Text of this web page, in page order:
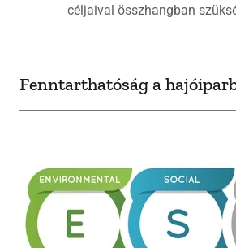
céljaival összhangban
Fenntarthatóság a